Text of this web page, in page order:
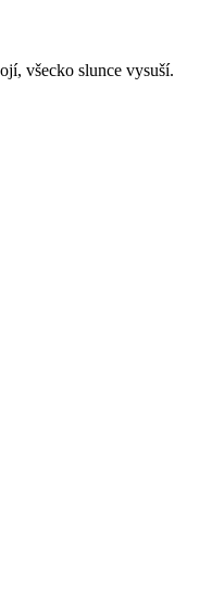
všecko slunce vysuší.